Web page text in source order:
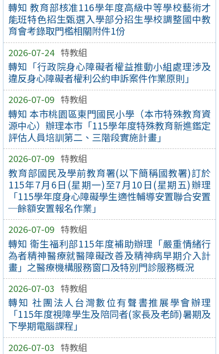
轉知 教育部核准116學年度高級中等學校藝術才
能班特色招生甄選入學部分招生學校調整國中教
育會考錄取門檻相關附件1份
2026-07-24 特教組
轉知「行政院身心障礙者權益推動小組處理涉及
違反身心障礙者權利公約申訴案件作業原則」
2026-07-09 特教組
轉知 本市桃園區東門國民小學（本市特殊教育資
源中心）辦理本市「115學年度特殊教育新進鑑定
評估人員培訓第二、三階段實施計畫」
2026-07-09 特教組
教育部國民及學前教育署(以下簡稱國教署)訂於
115年7月6日(星期一)至7月10日(星期五)辦理
「115學年度身心障礙學生適性輔導安置聯合安置
─餘額安置報名作業」
2026-07-09 特教組
轉知 衛生福利部115年度補助辦理「嚴重情緒行
為者精神醫療就醫障礙改善及精神病早期介入計
畫」之醫療機構服務窗口及特別門診服務概況
2026-07-03 特教組
轉知 社團法人台灣數位有聲書推展學會辦理
「115年度視障學生及陪同者(家長及老師)暑期及
下學期電腦課程」
2026-07-03 特教組